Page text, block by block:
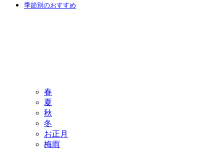
季節別のおすすめ
春
夏
秋
冬
お正月
梅雨